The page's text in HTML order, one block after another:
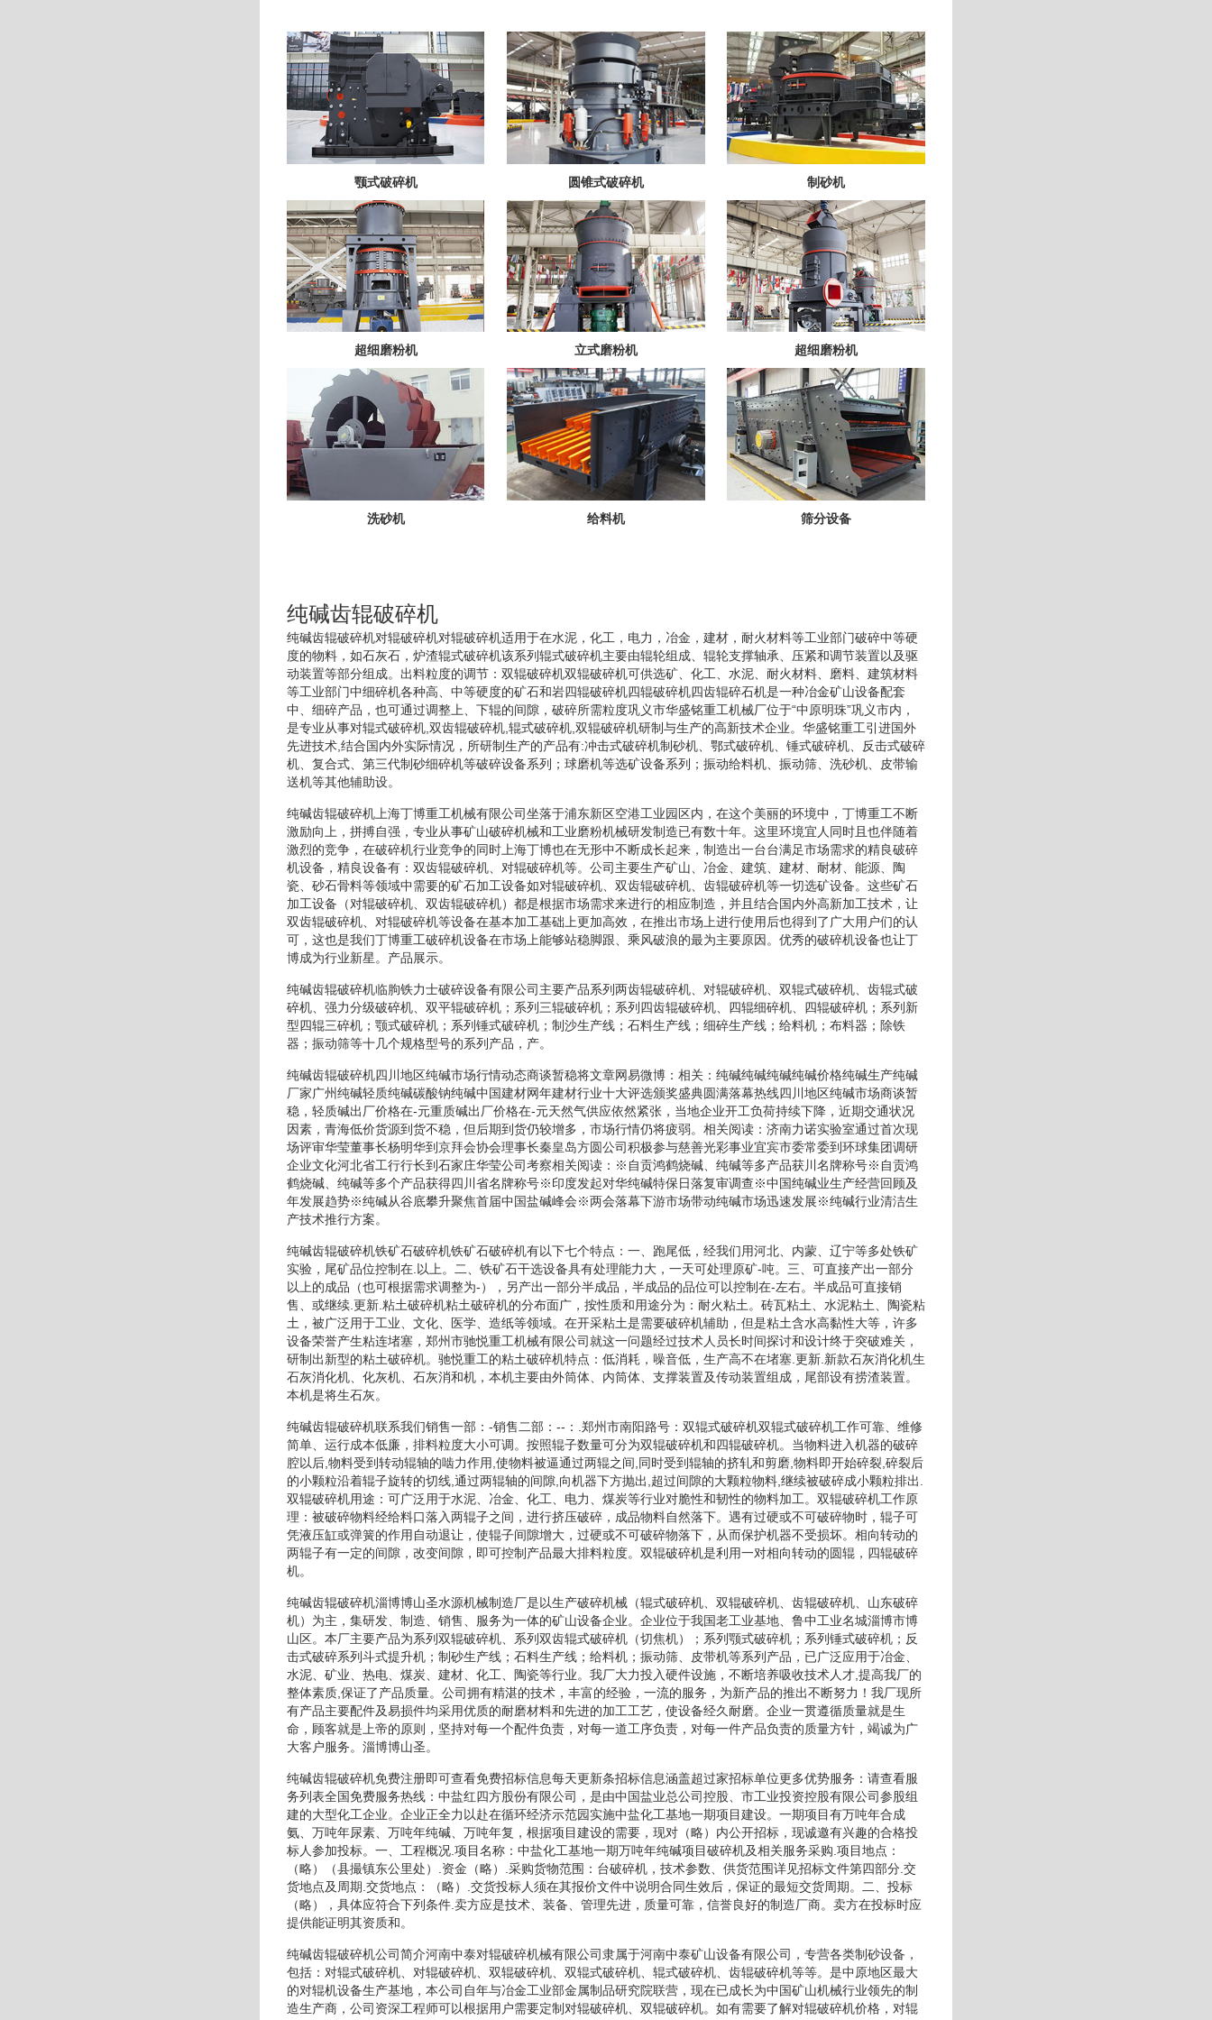
颚式破碎机 圆锥式破碎机 制砂机
超细磨粉机 立式磨粉机 超细磨粉机
洗砂机 给料机 筛分设备
纯碱齿辊破碎机
纯碱齿辊破碎机对辊破碎机对辊破碎机适用于在水泥，化工，电力，冶金，建材，耐火材料等工业部门破碎中等硬
度的物料，如石灰石，炉渣辊式破碎机该系列辊式破碎机主要由辊轮组成、辊轮支撑轴承、压紧和调节装置以及驱
动装置等部分组成。出料粒度的调节：双辊破碎机双辊破碎机可供选矿、化工、水泥、耐火材料、磨料、建筑材料
等工业部门中细碎机各种高、中等硬度的矿石和岩四辊破碎机四辊破碎机四齿辊碎石机是一种冶金矿山设备配套
中、细碎产品，也可通过调整上、下辊的间隙，破碎所需粒度巩义市华盛铭重工机械厂位于“中原明珠”巩义市内，
是专业从事对辊式破碎机,双齿辊破碎机,辊式破碎机,双辊破碎机研制与生产的高新技术企业。华盛铭重工引进国外
先进技术,结合国内外实际情况，所研制生产的产品有:冲击式破碎机制砂机、鄂式破碎机、锤式破碎机、反击式破碎
机、复合式、第三代制砂细碎机等破碎设备系列；球磨机等选矿设备系列；振动给料机、振动筛、洗砂机、皮带输
送机等其他辅助设。
纯碱齿辊破碎机上海丁博重工机械有限公司坐落于浦东新区空港工业园区内，在这个美丽的环境中，丁博重工不断
激励向上，拼搏自强，专业从事矿山破碎机械和工业磨粉机械研发制造已有数十年。这里环境宜人同时且也伴随着
激烈的竞争，在破碎机行业竞争的同时上海丁博也在无形中不断成长起来，制造出一台台满足市场需求的精良破碎
机设备，精良设备有：双齿辊破碎机、对辊破碎机等。公司主要生产矿山、冶金、建筑、建材、耐材、能源、陶
瓷、砂石骨料等领域中需要的矿石加工设备如对辊破碎机、双齿辊破碎机、齿辊破碎机等一切选矿设备。这些矿石
加工设备（对辊破碎机、双齿辊破碎机）都是根据市场需求来进行的相应制造，并且结合国内外高新加工技术，让
双齿辊破碎机、对辊破碎机等设备在基本加工基础上更加高效，在推出市场上进行使用后也得到了广大用户们的认
可，这也是我们丁博重工破碎机设备在市场上能够站稳脚跟、乘风破浪的最为主要原因。优秀的破碎机设备也让丁
博成为行业新星。产品展示。
纯碱齿辊破碎机临朐铁力士破碎设备有限公司主要产品系列两齿辊破碎机、对辊破碎机、双辊式破碎机、齿辊式破
碎机、强力分级破碎机、双平辊破碎机；系列三辊破碎机；系列四齿辊破碎机、四辊细碎机、四辊破碎机；系列新
型四辊三碎机；颚式破碎机；系列锤式破碎机；制沙生产线；石料生产线；细碎生产线；给料机；布料器；除铁
器；振动筛等十几个规格型号的系列产品，产。
纯碱齿辊破碎机四川地区纯碱市场行情动态商谈暂稳将文章网易微博：相关：纯碱纯碱纯碱纯碱价格纯碱生产纯碱
厂家广州纯碱轻质纯碱碳酸钠纯碱中国建材网年建材行业十大评选颁奖盛典圆满落幕热线四川地区纯碱市场商谈暂
稳，轻质碱出厂价格在-元重质碱出厂价格在-元天然气供应依然紧张，当地企业开工负荷持续下降，近期交通状况
因素，青海低价货源到货不稳，但后期到货仍较增多，市场行情仍将疲弱。相关阅读：济南力诺实验室通过首次现
场评审华莹董事长杨明华到京拜会协会理事长秦皇岛方圆公司积极参与慈善光彩事业宜宾市委常委到环球集团调研
企业文化河北省工行行长到石家庄华莹公司考察相关阅读：※自贡鸿鹤烧碱、纯碱等多产品获川名牌称号※自贡鸿
鹤烧碱、纯碱等多个产品获得四川省名牌称号※印度发起对华纯碱特保日落复审调查※中国纯碱业生产经营回顾及
年发展趋势※纯碱从谷底攀升聚焦首届中国盐碱峰会※两会落幕下游市场带动纯碱市场迅速发展※纯碱行业清洁生
产技术推行方案。
纯碱齿辊破碎机铁矿石破碎机铁矿石破碎机有以下七个特点：一、跑尾低，经我们用河北、内蒙、辽宁等多处铁矿
实验，尾矿品位控制在.以上。二、铁矿石干选设备具有处理能力大，一天可处理原矿-吨。三、可直接产出一部分
以上的成品（也可根据需求调整为-），另产出一部分半成品，半成品的品位可以控制在-左右。半成品可直接销
售、或继续.更新.粘土破碎机粘土破碎机的分布面广，按性质和用途分为：耐火粘土。砖瓦粘土、水泥粘土、陶瓷粘
土，被广泛用于工业、文化、医学、造纸等领域。在开采粘土是需要破碎机辅助，但是粘土含水高黏性大等，许多
设备荣誉产生粘连堵塞，郑州市驰悦重工机械有限公司就这一问题经过技术人员长时间探讨和设计终于突破难关，
研制出新型的粘土破碎机。驰悦重工的粘土破碎机特点：低消耗，噪音低，生产高不在堵塞.更新.新款石灰消化机生
石灰消化机、化灰机、石灰消和机，本机主要由外筒体、内筒体、支撑装置及传动装置组成，尾部设有捞渣装置。
本机是将生石灰。
纯碱齿辊破碎机联系我们销售一部：-销售二部：--：.郑州市南阳路号：双辊式破碎机双辊式破碎机工作可靠、维修
简单、运行成本低廉，排料粒度大小可调。按照辊子数量可分为双辊破碎机和四辊破碎机。当物料进入机器的破碎
腔以后,物料受到转动辊轴的啮力作用,使物料被逼通过两辊之间,同时受到辊轴的挤轧和剪磨,物料即开始碎裂,碎裂后
的小颗粒沿着辊子旋转的切线,通过两辊轴的间隙,向机器下方抛出,超过间隙的大颗粒物料,继续被破碎成小颗粒排出.
双辊破碎机用途：可广泛用于水泥、冶金、化工、电力、煤炭等行业对脆性和韧性的物料加工。双辊破碎机工作原
理：被破碎物料经给料口落入两辊子之间，进行挤压破碎，成品物料自然落下。遇有过硬或不可破碎物时，辊子可
凭液压缸或弹簧的作用自动退让，使辊子间隙增大，过硬或不可破碎物落下，从而保护机器不受损坏。相向转动的
两辊子有一定的间隙，改变间隙，即可控制产品最大排料粒度。双辊破碎机是利用一对相向转动的圆辊，四辊破碎
机。
纯碱齿辊破碎机淄博博山圣水源机械制造厂是以生产破碎机械（辊式破碎机、双辊破碎机、齿辊破碎机、山东破碎
机）为主，集研发、制造、销售、服务为一体的矿山设备企业。企业位于我国老工业基地、鲁中工业名城淄博市博
山区。本厂主要产品为系列双辊破碎机、系列双齿辊式破碎机（切焦机）；系列颚式破碎机；系列锤式破碎机；反
击式破碎系列斗式提升机；制砂生产线；石料生产线；给料机；振动筛、皮带机等系列产品，已广泛应用于冶金、
水泥、矿业、热电、煤炭、建材、化工、陶瓷等行业。我厂大力投入硬件设施，不断培养吸收技术人才,提高我厂的
整体素质,保证了产品质量。公司拥有精湛的技术，丰富的经验，一流的服务，为新产品的推出不断努力！我厂现所
有产品主要配件及易损件均采用优质的耐磨材料和先进的加工工艺，使设备经久耐磨。企业一贯遵循质量就是生
命，顾客就是上帝的原则，坚持对每一个配件负责，对每一道工序负责，对每一件产品负责的质量方针，竭诚为广
大客户服务。淄博博山圣。
纯碱齿辊破碎机免费注册即可查看免费招标信息每天更新条招标信息涵盖超过家招标单位更多优势服务：请查看服
务列表全国免费服务热线：中盐红四方股份有限公司，是由中国盐业总公司控股、市工业投资控股有限公司参股组
建的大型化工企业。企业正全力以赴在循环经济示范园实施中盐化工基地一期项目建设。一期项目有万吨年合成
氨、万吨年尿素、万吨年纯碱、万吨年复，根据项目建设的需要，现对（略）内公开招标，现诚邀有兴趣的合格投
标人参加投标。一、工程概况.项目名称：中盐化工基地一期万吨年纯碱项目破碎机及相关服务采购.项目地点：
（略）（县撮镇东公里处）.资金（略）.采购货物范围：台破碎机，技术参数、供货范围详见招标文件第四部分.交
货地点及周期.交货地点：（略）.交货投标人须在其报价文件中说明合同生效后，保证的最短交货周期。二、投标
（略），具体应符合下列条件.卖方应是技术、装备、管理先进，质量可靠，信誉良好的制造厂商。卖方在投标时应
提供能证明其资质和。
纯碱齿辊破碎机公司简介河南中泰对辊破碎机械有限公司隶属于河南中泰矿山设备有限公司，专营各类制砂设备，
包括：对辊式破碎机、对辊破碎机、双辊破碎机、双辊式破碎机、辊式破碎机、齿辊破碎机等等。是中原地区最大
的对辊机设备生产基地，本公司自年与冶金工业部金属制品研究院联营，现在已成长为中国矿山机械行业领先的制
造生产商，公司资深工程师可以根据用户需要定制对辊破碎机、双辊破碎机。如有需要了解对辊破碎机价格，对辊